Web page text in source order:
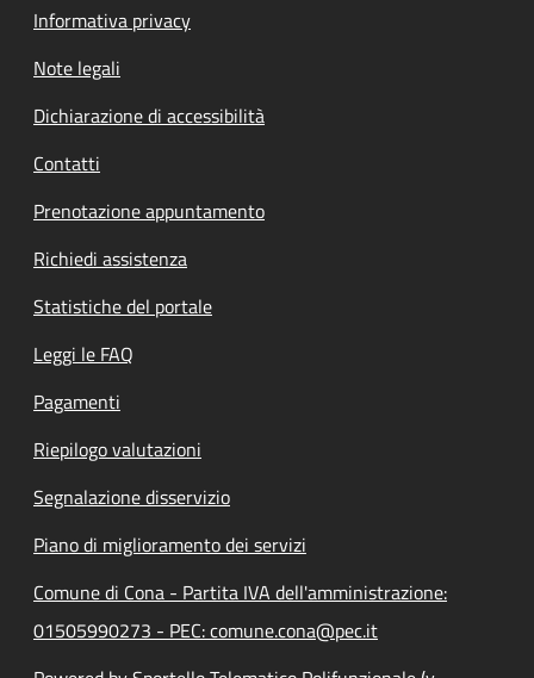
Informativa privacy
Note legali
Dichiarazione di accessibilità
Contatti
Prenotazione appuntamento
Richiedi assistenza
Statistiche del portale
Leggi le FAQ
Pagamenti
Riepilogo valutazioni
Segnalazione disservizio
Piano di miglioramento dei servizi
Comune di Cona - Partita IVA dell'amministrazione:
01505990273 - PEC: comune.cona@pec.it